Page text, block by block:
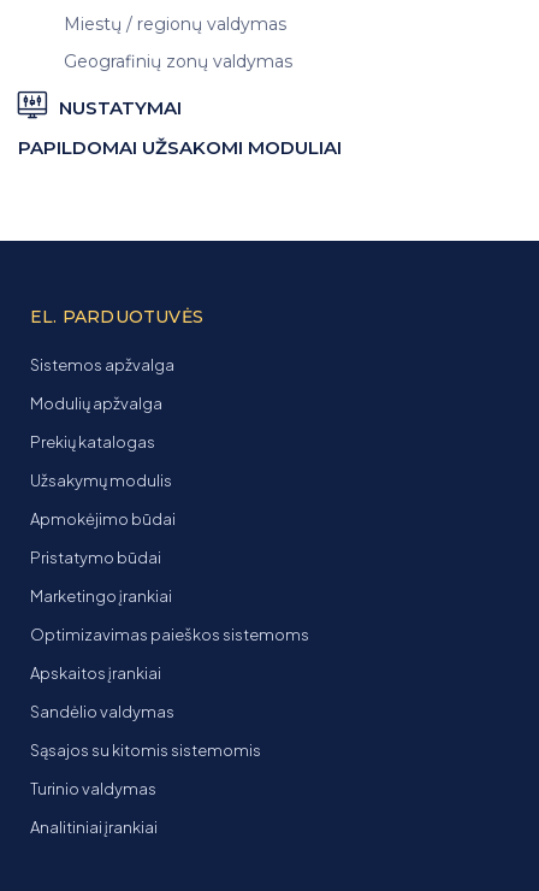
Miestų / regionų valdymas
Geografinių zonų valdymas
NUSTATYMAI
PAPILDOMAI UŽSAKOMI MODULIAI
EL. PARDUOTUVĖS
Sistemos apžvalga
Modulių apžvalga
Prekių katalogas
Užsakymų modulis
Apmokėjimo būdai
Pristatymo būdai
Marketingo įrankiai
Optimizavimas paieškos sistemoms
Apskaitos įrankiai
Sandėlio valdymas
Sąsajos su kitomis sistemomis
Turinio valdymas
Analitiniai įrankiai